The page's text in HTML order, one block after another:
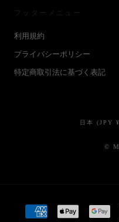
フッターメニュー
利用規約
プライバシーポリシー
特定商取引法に基づく表記
国/
日本 (JPY
©